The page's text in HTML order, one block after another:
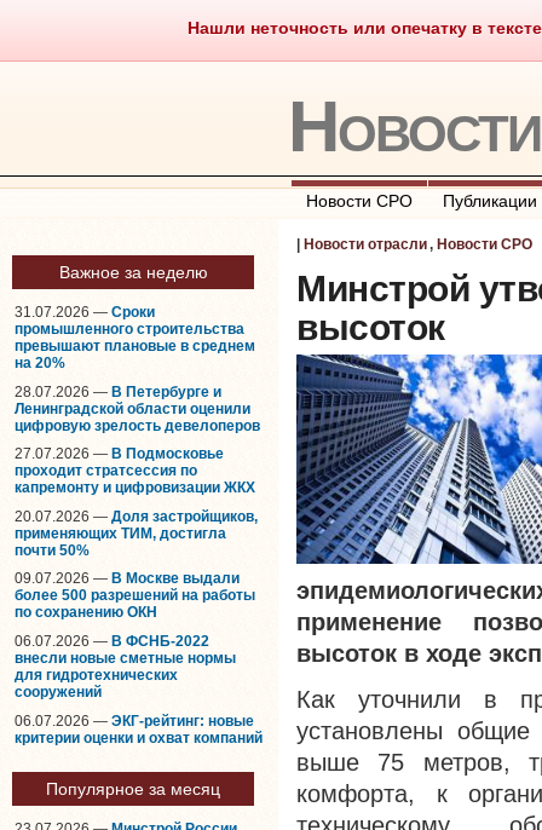
Нашли неточность или опечатку в
Саморегулирование Что
Новости СРО Публикации
Важное за неделю
31.07.2026 — Сроки
промышленного строительства
превышают плановые в среднем
на 20%
28.07.2026 — В Петербурге и
Ленинградской области оценили
цифровую зрелость девелоперов
27.07.2026 — В Подмосковье
проходит стратсессия по
капремонту и цифровизации ЖКХ
20.07.2026 — Доля застройщиков,
применяющих ТИМ, достигла
почти 50%
09.07.2026 — В Москве выдали
более 500 разрешений на работы
по сохранению ОКН
06.07.2026 — В ФСНБ-2022
внесли новые сметные нормы
для гидротехнических
сооружений
06.07.2026 — ЭКГ-рейтинг: новые
критерии оценки и охват компаний
Популярное за месяц
Новости отрасли, Новости СРО
Минстрой
высоток
применение
высоток в ходе
Как уточнили в
установлены общие
выше 75 метров,
комфорта, к